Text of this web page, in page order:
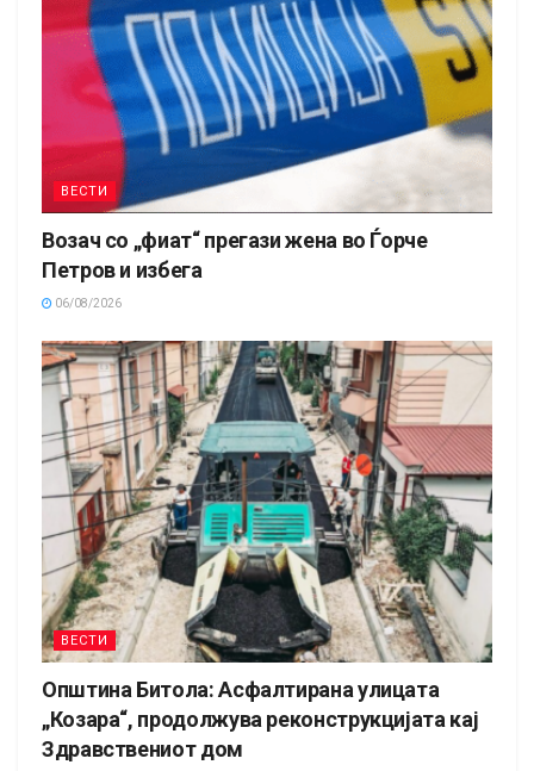
ВЕСТИ
Возач со „фиат“ прегази жена во Ѓорче
Петров и избега
06/08/2026
ВЕСТИ
Општина Битола: Асфалтирана улицата
„Козара“, продолжува реконструкцијата кај
Здравствениот дом